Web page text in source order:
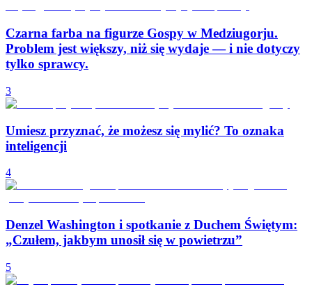
Czarna farba na figurze Gospy w Medziugorju.
Problem jest większy, niż się wydaje — i nie dotyczy
tylko sprawcy.
3
Umiesz przyznać, że możesz się mylić? To oznaka
inteligencji
4
Denzel Washington i spotkanie z Duchem Świętym:
„Czułem, jakbym unosił się w powietrzu”
5